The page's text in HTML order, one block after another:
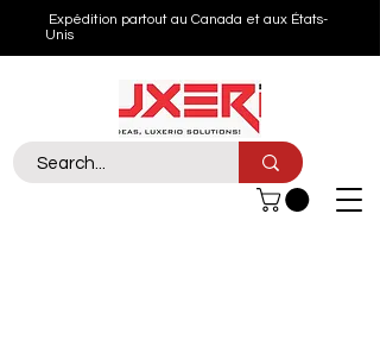
Expédition partout au Canada et aux États-
Unis